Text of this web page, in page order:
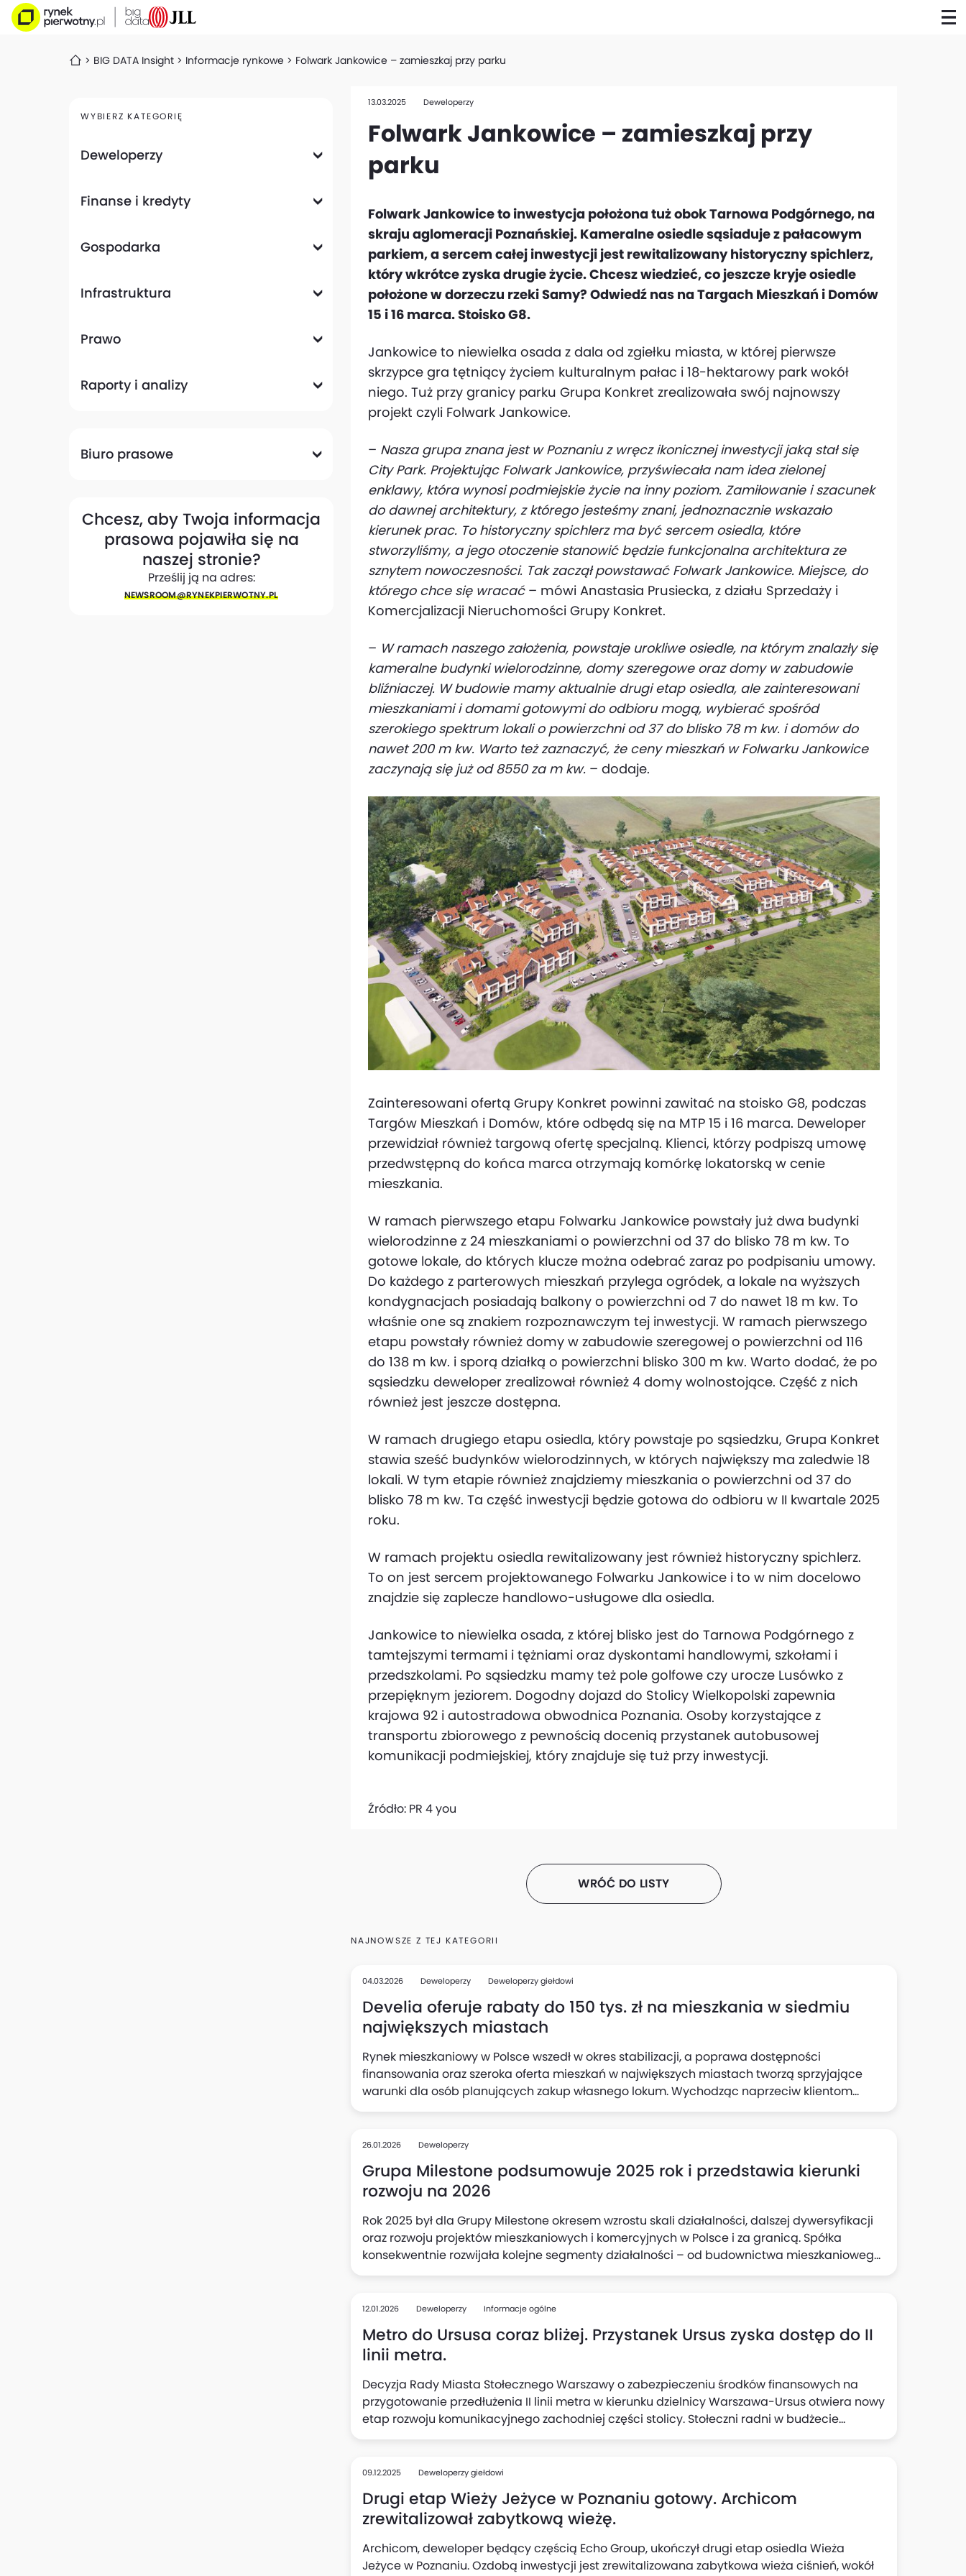
BIG DATA Insight Informacje rynkowe Folwark Jankowice – zamieszkaj przy parku
WYBIERZ KATEGORIĘ
Deweloperzy
Finanse i kredyty
Gospodarka
Infrastruktura
Prawo
Raporty i analizy
Biuro prasowe
Chcesz, aby Twoja informacja
prasowa pojawiła się na
naszej stronie?
Prześlij ją na adres:
NEWSROOM@​RYNEKPIERWOTNY.PL
13.03.2025 Deweloperzy
Folwark Jankowice – zamieszkaj przy
parku
Folwark Jankowice to inwestycja położona tuż obok Tarnowa Podgórnego, na
skraju aglomeracji Poznańskiej. Kameralne osiedle sąsiaduje z pałacowym
parkiem, a sercem całej inwestycji jest rewitalizowany historyczny spichlerz,
który wkrótce zyska drugie życie. Chcesz wiedzieć, co jeszcze kryje osiedle
położone w dorzeczu rzeki Samy? Odwiedź nas na Targach Mieszkań i Domów
15 i 16 marca. Stoisko G8.
Jankowice to niewielka osada z dala od zgiełku miasta, w której pierwsze
skrzypce gra tętniący życiem kulturalnym pałac i 18-hektarowy park wokół
niego. Tuż przy granicy parku Grupa Konkret zrealizowała swój najnowszy
projekt czyli Folwark Jankowice.
– Nasza grupa znana jest w Poznaniu z wręcz ikonicznej inwestycji jaką stał się
City Park. Projektując Folwark Jankowice, przyświecała nam idea zielonej
enklawy, która wynosi podmiejskie życie na inny poziom. Zamiłowanie i szacunek
do dawnej architektury, z którego jesteśmy znani, jednoznacznie wskazało
kierunek prac. To historyczny spichlerz ma być sercem osiedla, które
stworzyliśmy, a jego otoczenie stanowić będzie funkcjonalna architektura ze
sznytem nowoczesności. Tak zaczął powstawać Folwark Jankowice. Miejsce, do
którego chce się wracać– mówi Anastasia Prusiecka, z działu Sprzedaży i
Komercjalizacji Nieruchomości Grupy Konkret.
– W ramach naszego założenia, powstaje urokliwe osiedle, na którym znalazły się
kameralne budynki wielorodzinne, domy szeregowe oraz domy w zabudowie
bliźniaczej. W budowie mamy aktualnie drugi etap osiedla, ale zainteresowani
mieszkaniami i domami gotowymi do odbioru mogą, wybierać spośród
szerokiego spektrum lokali o powierzchni od 37 do blisko 78 m kw. i domów do
nawet 200 m kw. Warto też zaznaczyć, że ceny mieszkań w Folwarku Jankowice
zaczynają się już od 8550 za m kw. – dodaje.
Zainteresowani ofertą Grupy Konkret powinni zawitać na stoisko G8, podczas
Targów Mieszkań i Domów, które odbędą się na MTP 15 i 16 marca. Deweloper
przewidział również targową ofertę specjalną. Klienci, którzy podpiszą umowę
przedwstępną do końca marca otrzymają komórkę lokatorską w cenie
mieszkania.
W ramach pierwszego etapu Folwarku Jankowice powstały już dwa budynki
wielorodzinne z 24 mieszkaniami o powierzchni od 37 do blisko 78 m kw. To
gotowe lokale, do których klucze można odebrać zaraz po podpisaniu umowy.
Do każdego z parterowych mieszkań przylega ogródek, a lokale na wyższych
kondygnacjach posiadają balkony o powierzchni od 7 do nawet 18 m kw. To
właśnie one są znakiem rozpoznawczym tej inwestycji. W ramach pierwszego
etapu powstały również domy w zabudowie szeregowej o powierzchni od 116
do 138 m kw. i sporą działką o powierzchni blisko 300 m kw. Warto dodać, że po
sąsiedzku deweloper zrealizował również 4 domy wolnostojące. Część z nich
również jest jeszcze dostępna.
W ramach drugiego etapu osiedla, który powstaje po sąsiedzku, Grupa Konkret
stawia sześć budynków wielorodzinnych, w których największy ma zaledwie 18
lokali. W tym etapie również znajdziemy mieszkania o powierzchni od 37 do
blisko 78 m kw. Ta część inwestycji będzie gotowa do odbioru w II kwartale 2025
roku.
W ramach projektu osiedla rewitalizowany jest również historyczny spichlerz.
To on jest sercem projektowanego Folwarku Jankowice i to w nim docelowo
znajdzie się zaplecze handlowo-usługowe dla osiedla.
Jankowice to niewielka osada, z której blisko jest do Tarnowa Podgórnego z
tamtejszymi termami i tężniami oraz dyskontami handlowymi, szkołami i
przedszkolami. Po sąsiedzku mamy też pole golfowe czy urocze Lusówko z
przepięknym jeziorem. Dogodny dojazd do Stolicy Wielkopolski zapewnia
krajowa 92 i autostradowa obwodnica Poznania. Osoby korzystające z
transportu zbiorowego z pewnością docenią przystanek autobusowej
komunikacji podmiejskiej, który znajduje się tuż przy inwestycji.
Źródło: PR 4 you
WRÓĆ DO LISTY
NAJNOWSZE Z TEJ KATEGORII
04.03.2026 Deweloperzy Deweloperzy giełdowi
Develia oferuje rabaty do 150 tys. zł na mieszkania w siedmiu
największych miastach
Rynek mieszkaniowy w Polsce wszedł w okres stabilizacji, a poprawa dostępności
finansowania oraz szeroka oferta mieszkań w największych miastach tworzą sprzyjające
warunki dla osób planujących zakup własnego lokum. Wychodząc naprzeciw klientom
poszukującym atrakcyjnych warunków cenowych przy zachowaniu wysokiej jakości i
marca, w godz. 9:00–15:00 w siedmiu miastach. Tylko tego dnia odwiedzający będą mogli
zapoznać się ze szczegółami promocji obejmującej blisko 650 mieszkań oraz skorzystać z
bezpłatnych konsultacji ekspertów.
26.01.2026 Deweloperzy
Grupa Milestone podsumowuje 2025 rok i przedstawia kierunki
rozwoju na 2026
Rok 2025 był dla Grupy Milestone okresem wzrostu skali działalności, dalszej dywersyfikacji
oraz rozwoju projektów mieszkaniowych i komercyjnych w Polsce i za granicą. Spółka
konsekwentnie rozwijała kolejne segmenty działalności – od budownictwa mieszkaniowego,
przez architekturę i generalne wykonawstwo, po projekty premium oraz zaawansowane
12.01.2026 Deweloperzy Informacje ogólne
Metro do Ursusa coraz bliżej. Przystanek Ursus zyska dostęp do II
linii metra.
Decyzja Rady Miasta Stołecznego Warszawy o zabezpieczeniu środków finansowych na
przygotowanie przedłużenia II linii metra w kierunku dzielnicy Warszawa-Ursus otwiera nowy
etap rozwoju komunikacyjnego zachodniej części stolicy. Stołeczni radni w budżecie
Warszawy na 2026 rok oraz w Wieloletniej Prognozie Finansowej zapisali środki na
Ursusa.
09.12.2025 Deweloperzy giełdowi
Drugi etap Wieży Jeżyce w Poznaniu gotowy. Archicom
zrewitalizował zabytkową wieżę.
Archicom, deweloper będący częścią Echo Group, ukończył drugi etap osiedla Wieża
Jeżyce w Poznaniu. Ozdobą inwestycji jest zrewitalizowana zabytkowa wieża ciśnień, wokół